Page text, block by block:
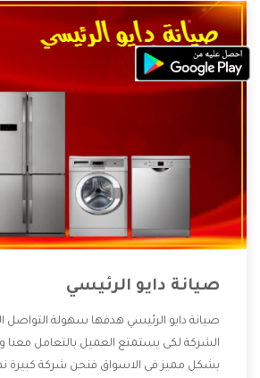
صيانة دايو الرئيسي
صيانة دايو الرئيسي هدفها سهولة التواصل
الشركة لكى يستمتع العميل بالتعامل معنا
بشكل مميز فى الاسواق فنحن شركة كبيرة